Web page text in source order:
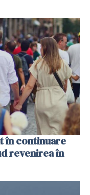
în continuare
revenirea în